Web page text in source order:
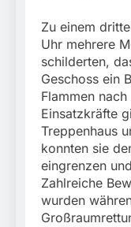
Zu einem
Uhr mehrere
schilderten,
Geschoss ein
Flammen
Einsatzkräfte
Treppenhaus
konnten sie
eingrenzen
Zahlreiche
wurden